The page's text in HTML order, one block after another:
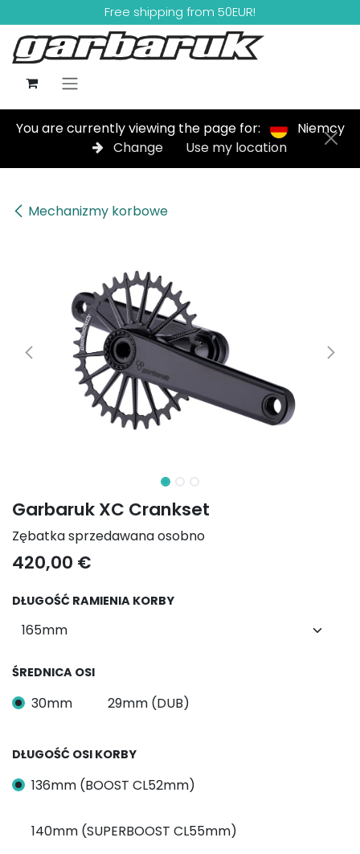
Skip to ContentFree shipping from 50EUR!
You are currently viewing the page for:
Niemcy
Change
Use my location
Mechanizmy korbowe
Garbaruk XC Crankset
Zębatka sprzedawana osobno
420,00 €
DŁUGOŚĆ RAMIENIA KORBY
ŚREDNICA OSI
30mm 29mm (DUB)
DŁUGOŚĆ OSI KORBY
136mm (BOOST CL52mm)
140mm (SUPERBOOST CL55mm)